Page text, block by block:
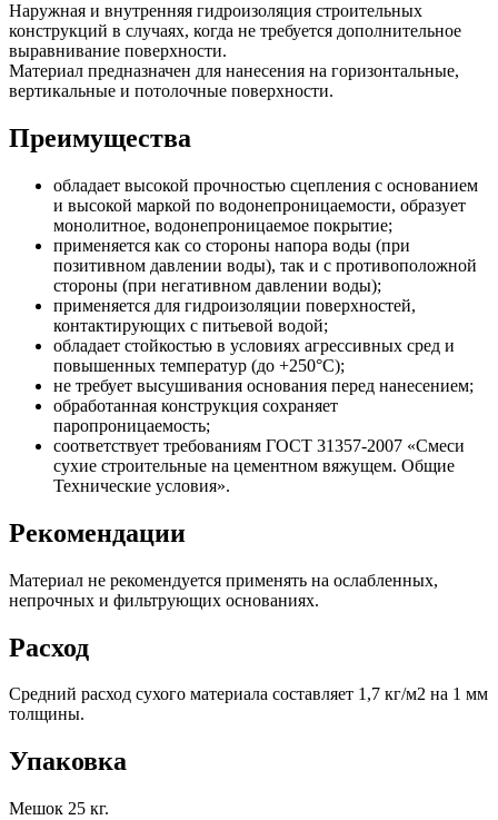
Наружная и внутренняя гидроизоляция строительных
конструкций в случаях, когда не требуется дополнительное
выравнивание поверхности.
Материал предназначен для нанесения на горизонтальные,
вертикальные и потолочные поверхности.
Преимущества
обладает высокой прочностью сцепления с основанием
и высокой маркой по водонепроницаемости, образует
монолитное, водонепроницаемое покрытие;
применяется как со стороны напора воды (при
позитивном давлении воды), так и с противоположной
стороны (при негативном давлении воды);
применяется для гидроизоляции поверхностей,
контактирующих с питьевой водой;
обладает стойкостью в условиях агрессивных сред и
повышенных температур (до +250°С);
не требует высушивания основания перед нанесением;
обработанная конструкция сохраняет
паропроницаемость;
соответствует требованиям ГОСТ 31357-2007 «Смеси
сухие строительные на цементном вяжущем. Общие
Технические условия».
Рекомендации
Материал не рекомендуется применять на ослабленных,
непрочных и фильтрующих основаниях.
Расход
Средний расход сухого материала составляет 1,7 кг/м2 на 1 мм
толщины.
Упаковка
Мешок 25 кг.